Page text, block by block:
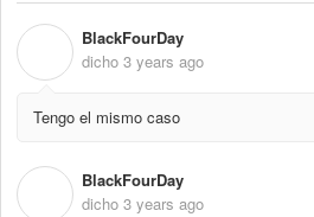
BlackFourDay
dicho 3 years ago
Tengo el mismo caso
BlackFourDay
dicho 3 years ago